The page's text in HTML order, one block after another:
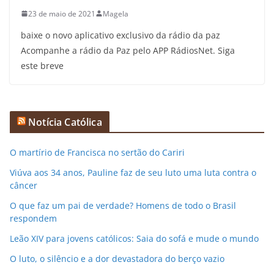
23 de maio de 2021 Magela
baixe o novo aplicativo exclusivo da rádio da paz
Acompanhe a rádio da Paz pelo APP RádiosNet. Siga
este breve
Notícia Católica
O martírio de Francisca no sertão do Cariri
Viúva aos 34 anos, Pauline faz de seu luto uma luta contra o
câncer
O que faz um pai de verdade? Homens de todo o Brasil
respondem
Leão XIV para jovens católicos: Saia do sofá e mude o mundo
O luto, o silêncio e a dor devastadora do berço vazio